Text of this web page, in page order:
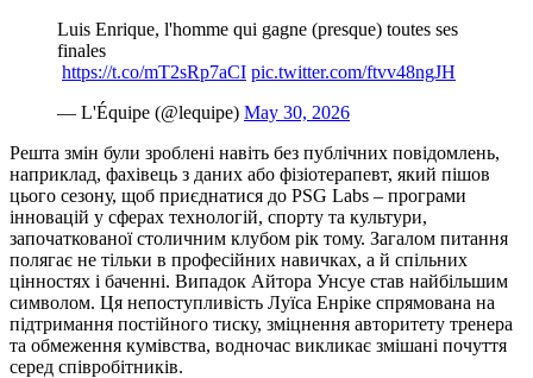
Luis Enrique, l'homme qui gagne (presque) toutes ses
finales
https://t.co/mT2sRp7aCI pic.twitter.com/ftvv48ngJH
— L'Équipe (@lequipe) May 30, 2026
Решта змін були зроблені навіть без публічних повідомлень,
наприклад, фахівець з даних або фізіотерапевт, який пішов
цього сезону, щоб приєднатися до PSG Labs – програми
інновацій у сферах технологій, спорту та культури,
започаткованої столичним клубом рік тому. Загалом питання
полягає не тільки в професійних навичках, а й спільних
цінностях і баченні. Випадок Айтора Унсуе став найбільшим
символом. Ця непоступливість Луїса Енріке спрямована на
підтримання постійного тиску, зміцнення авторитету тренера
та обмеження кумівства, водночас викликає змішані почуття
серед співробітників.